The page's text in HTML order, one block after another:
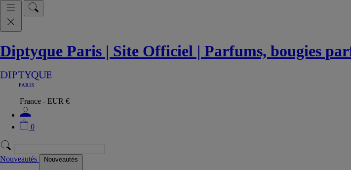
Diptyque Paris | Site Officiel | Parfums, bougies
France - EUR €
0
Nouveautés Nouveautés